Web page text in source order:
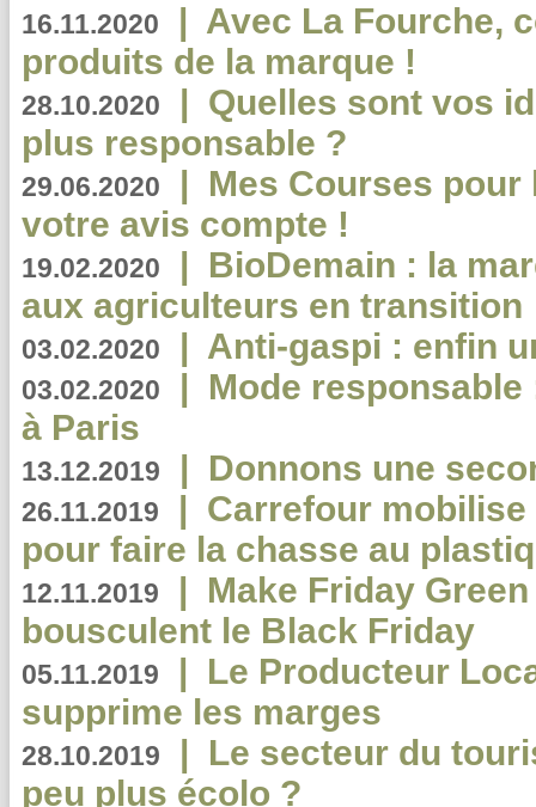
16.11.2020 | Avec La Fourche,
produits de la marque !
28.10.2020 | Quelles sont vos
plus responsable ?
29.06.2020 | Mes Courses pour
votre avis compte !
19.02.2020 | BioDemain : la
aux agriculteurs en transition
03.02.2020 | Anti-gaspi : enfin
03.02.2020 | Mode
à Paris
13.12.2019 | Donnons une
26.11.2019 | Carrefour
pour faire la chasse au
12.11.2019 | Make Friday
bousculent le Black Friday
05.11.2019 | Le Producteur
supprime les marges
28.10.2019 | Le secteur du
peu plus écolo ?